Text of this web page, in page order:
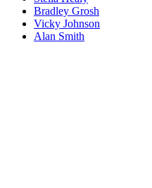
Bradley Grosh
Vicky Johnson
Alan Smith